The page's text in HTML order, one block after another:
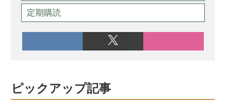
定期購読
ピックアップ記事